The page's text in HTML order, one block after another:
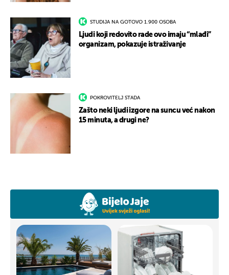
STUDIJA NA GOTOVO 1.900 OSOBA
Ljudi koji redovito rade ovo imaju “mlađi”
organizam, pokazuje istraživanje
POKROVITELJ STADA
Zašto neki ljudi izgore na suncu već nakon
15 minuta, a drugi ne?